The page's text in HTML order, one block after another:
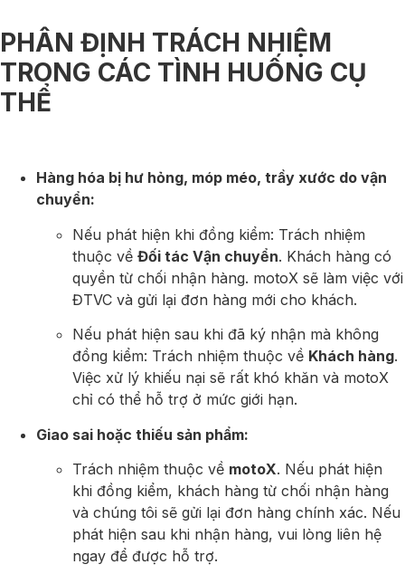
PHÂN ĐỊNH TRÁCH NHIỆM
TRONG CÁC TÌNH HUỐNG CỤ
THỂ
Hàng hóa bị hư hỏng, móp méo, trầy xước do vận
chuyển:
Nếu phát hiện khi đồng kiểm: Trách nhiệm
thuộc về Đối tác Vận chuyển. Khách hàng có
quyền từ chối nhận hàng. motoX sẽ làm việc với
ĐTVC và gửi lại đơn hàng mới cho khách.
Nếu phát hiện sau khi đã ký nhận mà không
đồng kiểm: Trách nhiệm thuộc về Khách hàng.
Việc xử lý khiếu nại sẽ rất khó khăn và motoX
chỉ có thể hỗ trợ ở mức giới hạn.
Giao sai hoặc thiếu sản phẩm:
Trách nhiệm thuộc về motoX. Nếu phát hiện
khi đồng kiểm, khách hàng từ chối nhận hàng
và chúng tôi sẽ gửi lại đơn hàng chính xác. Nếu
phát hiện sau khi nhận hàng, vui lòng liên hệ
ngay để được hỗ trợ.